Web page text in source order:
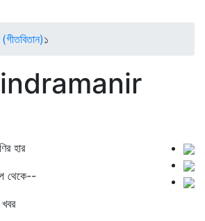
(গীতবিতান)১
হার
থেকে--